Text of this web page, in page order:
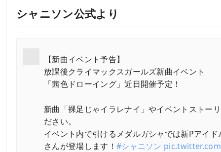
シャニソン公式より
【新曲イベント予告】
放課後クライマックスガールズ新曲イベント
「茜色ドローイング」近日開催予定！
新曲「裸足じゃイラレナイ」やイベントストー
ださい。
イベント内で引けるメダルガシャでは新Pアイ
さんが登場します！ #シャニソン